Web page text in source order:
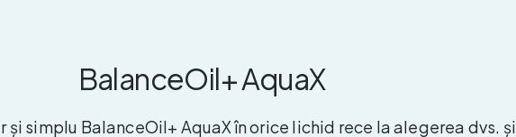
BalanceOil+ AquaX
și simplu BalanceOil+ AquaX în orice lichid rece la alegerea dvs. și